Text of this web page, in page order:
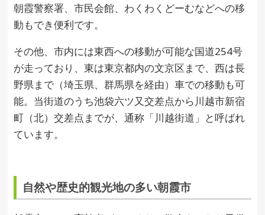
朝霞警察署、市民会館、わくわくどーむなどへの移
動もでき便利です。
その他、市内には東西への移動が可能な国道254号
が走っており、東は東京都内の文京区まで、西は長
野県まで（埼玉県、群馬県を経由）車での移動も可
能。当街道のうち池袋六ツ又交差点から川越市新宿
町（北）交差点までが、通称「川越街道」と呼ばれ
ています。
自然や歴史的観光地の多い朝霞市